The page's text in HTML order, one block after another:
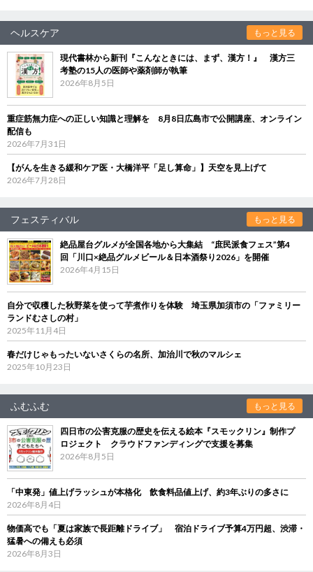
ヘルスケア もっと見る
現代書林から新刊『こんなときには、まず、漢方！』 漢方三
考塾の15人の医師や薬剤師が執筆
2026年8月5日
重症筋無力症への正しい知識と理解を 8月8日広島市で公開講座、オンライン
配信も
2026年7月31日
【がんを生きる緩和ケア医・大橋洋平「足し算命」】天空を見上げて
2026年7月28日
フェスティバル もっと見る
絶品屋台グルメが全国各地から大集結 “庶民派食フェス”第4
回「川口×絶品グルメビール＆日本酒祭り2026」を開催
2026年4月15日
自分で収穫した秋野菜を使って芋煮作りを体験 埼玉県加須市の「ファミリー
ランドむさしの村」
2025年11月4日
春だけじゃもったいないさくらの名所、加治川で秋のマルシェ
2025年10月23日
ふむふむ もっと見る
四日市の公害克服の歴史を伝える絵本『スモックリン』制作プ
ロジェクト クラウドファンディングで支援を募集
2026年8月5日
「中東発」値上げラッシュが本格化 飲食料品値上げ、約3年ぶりの多さに
2026年8月4日
物価高でも「夏は家族で長距離ドライブ」 宿泊ドライブ予算4万円超、渋滞・
猛暑への備えも必須
2026年8月3日